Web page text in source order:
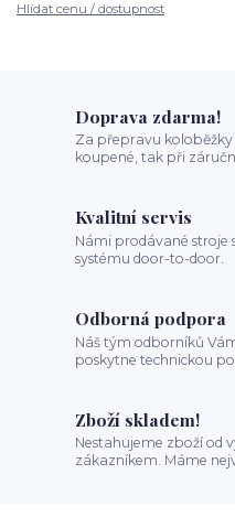
Hlídat cenu / dostupnost
Doprava zdarma!
Za přepravu
koupené, tak při
Kvalitní servis
Námi prodávané stroje
systému door-to-door.
Odborná podpora
Náš tým odborníků
poskytne technickou
Zboží skladem!
Nestahujeme zboží od
zákazníkem. Máme